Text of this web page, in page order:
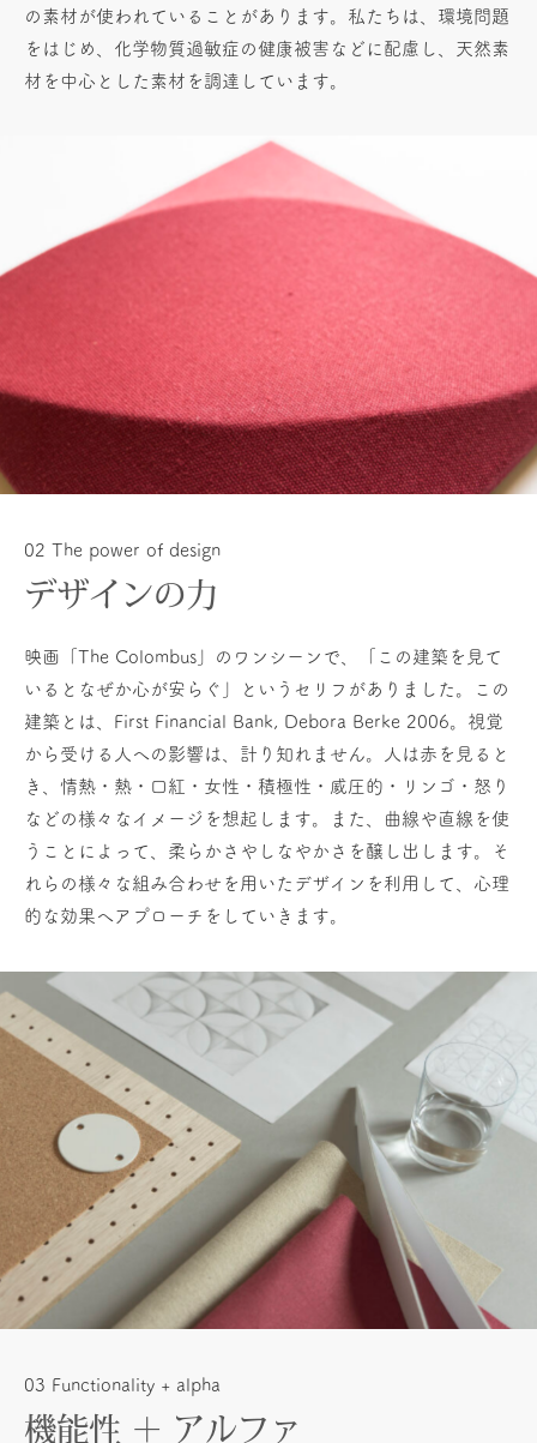
の素材が使われていることがあります。私たちは、環境問題
をはじめ、化学物質過敏症の健康被害などに配慮し、天然素
材を中心とした素材を調達しています。
02 The power of design
デザインの力
映画「The Colombus」のワンシーンで、「この建築を見て
いるとなぜか心が安らぐ」というセリフがありました。この
建築とは、First Financial Bank, Debora Berke 2006。視覚
から受ける人への影響は、計り知れません。人は赤を見ると
き、情熱・熱・口紅・女性・積極性・威圧的・リンゴ・怒り
などの様々なイメージを想起します。また、曲線や直線を使
うことによって、柔らかさやしなやかさを醸し出します。そ
れらの様々な組み合わせを用いたデザインを利用して、心理
的な効果へアプローチをしていきます。
03 Functionality + alpha
機能性 ＋ アルファ